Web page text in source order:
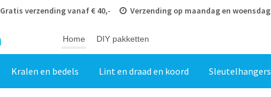
Gratis verzending vanaf € 40,-
Verzending op maandag en woensdag
Home DIY pakketten
Kralen en bedels Lint en draad en koord Sleutelhangers